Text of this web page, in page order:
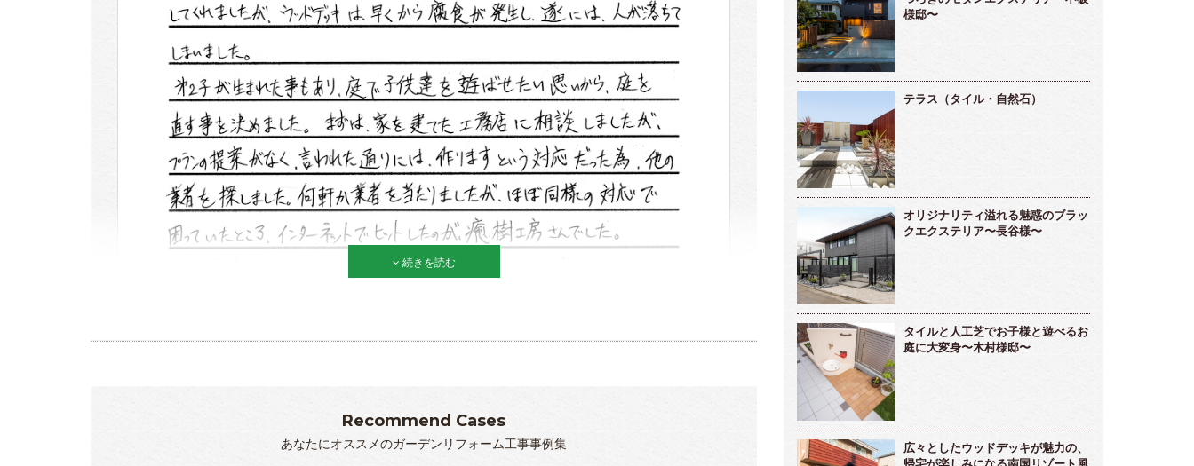
続きを読む
Recommend Cases
あなたにオススメのガーデンリフォーム工事事例集
様邸〜
テラス（タイル・自然石）
オリジナリティ溢れる魅惑のブラッ
クエクステリア〜長谷様〜
タイルと人工芝でお子様と遊べるお
庭に大変身〜木村様邸〜
広々としたウッドデッキが魅力の、